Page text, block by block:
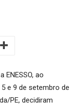
ENESSO, ao
e 9 de setembro de
PE, decidiram